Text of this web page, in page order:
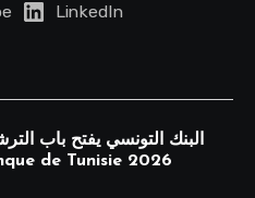
LinkedIn
البنك التونسي يفتح باب
de Tunisie 2026